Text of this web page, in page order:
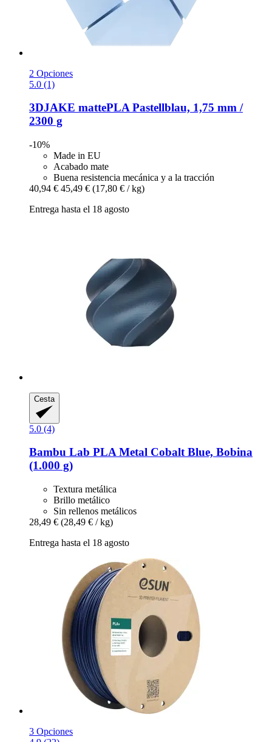
2 Opciones
5.0 (1)
3DJAKE mattePLA Pastellblau, 1,75 mm /
2300 g
-10%
Made in EU
Acabado mate
Buena resistencia mecánica y a la tracción
40,94 € 45,49 € (17,80 € / kg)
Entrega hasta el 18 agosto
Cesta
5.0 (4)
Bambu Lab PLA Metal Cobalt Blue, Bobina
(1.000 g)
Textura metálica
Brillo metálico
Sin rellenos metálicos
28,49 € (28,49 € / kg)
Entrega hasta el 18 agosto
3 Opciones